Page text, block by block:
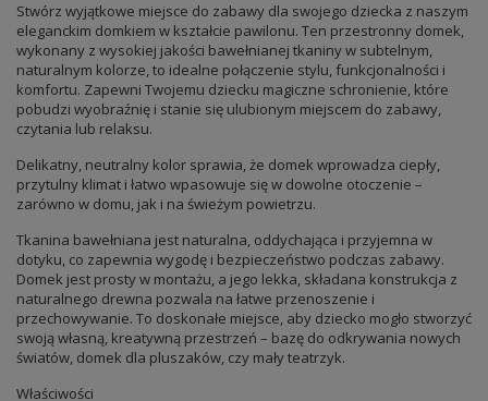
Stwórz wyjątkowe miejsce do zabawy dla swojego dziecka z naszym
eleganckim domkiem w kształcie pawilonu. Ten przestronny domek,
wykonany z wysokiej jakości bawełnianej tkaniny w subtelnym,
naturalnym kolorze, to idealne połączenie stylu, funkcjonalności i
komfortu. Zapewni Twojemu dziecku magiczne schronienie, które
pobudzi wyobraźnię i stanie się ulubionym miejscem do zabawy,
czytania lub relaksu.
Delikatny, neutralny kolor sprawia, że domek wprowadza ciepły,
przytulny klimat i łatwo wpasowuje się w dowolne otoczenie –
zarówno w domu, jak i na świeżym powietrzu.
Tkanina bawełniana jest naturalna, oddychająca i przyjemna w
dotyku, co zapewnia wygodę i bezpieczeństwo podczas zabawy.
Domek jest prosty w montażu, a jego lekka, składana konstrukcja z
naturalnego drewna pozwala na łatwe przenoszenie i
przechowywanie. To doskonałe miejsce, aby dziecko mogło stworzyć
swoją własną, kreatywną przestrzeń – bazę do odkrywania nowych
światów, domek dla pluszaków, czy mały teatrzyk.
Właściwości